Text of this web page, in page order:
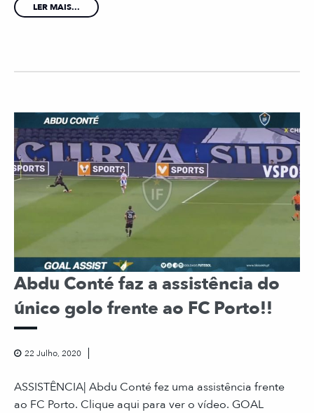
LER MAIS...
Abdu Conté faz a assistência do
único golo frente ao FC Porto!!
22 Julho, 2020
ASSISTÊNCIA| Abdu Conté fez uma assistência frente
ao FC Porto. Clique aqui para ver o vídeo. GOAL